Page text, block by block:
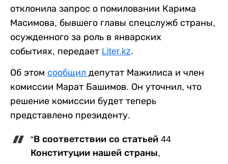
отклонила запрос о помиловании Карима
Масимова, бывшего главы спецслужб страны,
осужденного за роль в январских
событиях, передает Liter.kz.
Об этом сообщил депутат Мажилиса и член
комиссии Марат Башимов. Он уточнил, что
решение комиссии будет теперь
представлено президенту.
“В соответствии со статьей 44
Конституции нашей страны,